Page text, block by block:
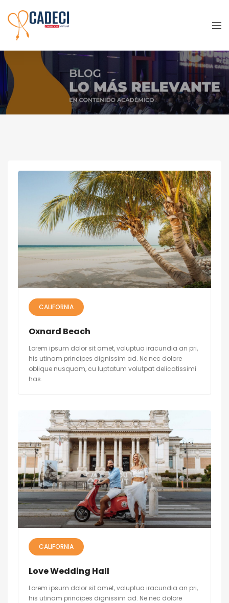
Venue
CALIFORNIA
Oxnard Beach
Lorem ipsum dolor sit amet, voluptua iracundia an pri,
his utinam principes dignissim ad. Ne nec dolore
oblique nusquam, cu luptatum volutpat delicatissimi
has.
CALIFORNIA
Love Wedding Hall
Lorem ipsum dolor sit amet, voluptua iracundia an pri,
his utinam principes dignissim ad. Ne nec dolore